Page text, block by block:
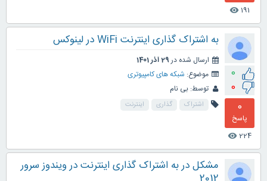
191
visibility
0
0
0
پاسخ
224
visibility
به اشتراک گذاری اینترنت WiFi در لینوکس
ارسال شده در29 آذر 1401
موضوع: شبکه های کامپیوتری
توسط: بی نام
اشتراک گذاری اینترنت
مشکل در به اشتراک گذاری اینترنت در ویندوز سرور